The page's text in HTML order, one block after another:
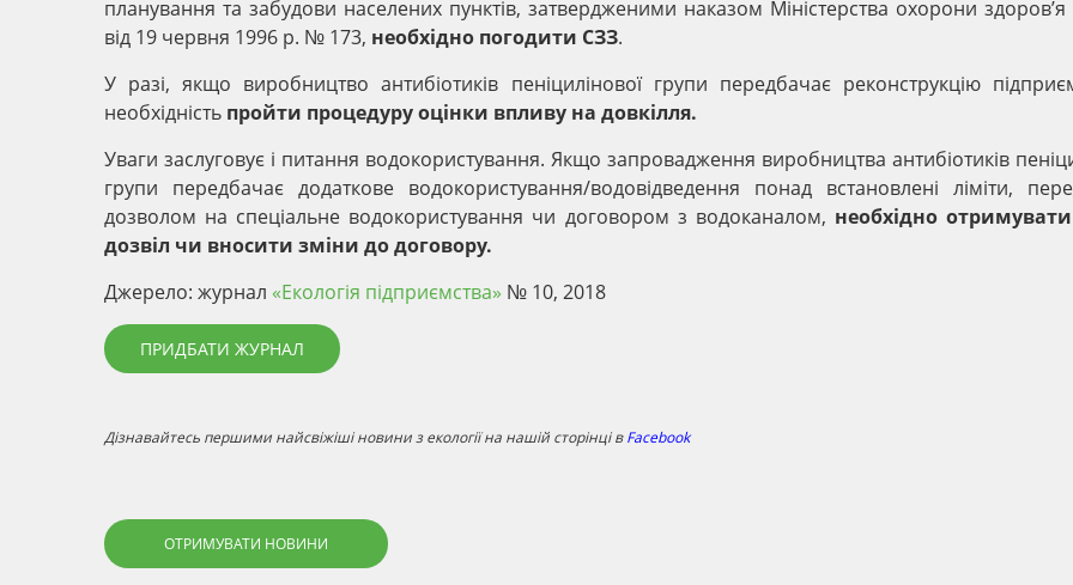
планування та забудови населених пунктів, затвердженими наказом Міністерства охорони здоров’я
від 19 червня 1996 р. № 173, необхідно погодити СЗЗ.
У разі, якщо виробництво антибіотиків пеніцилінової групи передбачає реконструкцію
необхідність пройти процедуру оцінки впливу на довкілля.
Уваги заслуговує і питання водокористування. Якщо запровадження виробництва антибіотиків
групи передбачає додаткове водокористування/водовідведення понад встановлені ліміти,
дозволом на спеціальне водокористування чи договором з водоканалом, необхідно
дозвіл чи вносити зміни до договору.
Джерело: журнал «Екологія підприємства» № 10, 2018
ПРИДБАТИ ЖУРНАЛ
Дізнавайтесь першими найсвіжіші новини з екології на нашій сторінці вFacebook
ОТРИМУВАТИ НОВИНИ